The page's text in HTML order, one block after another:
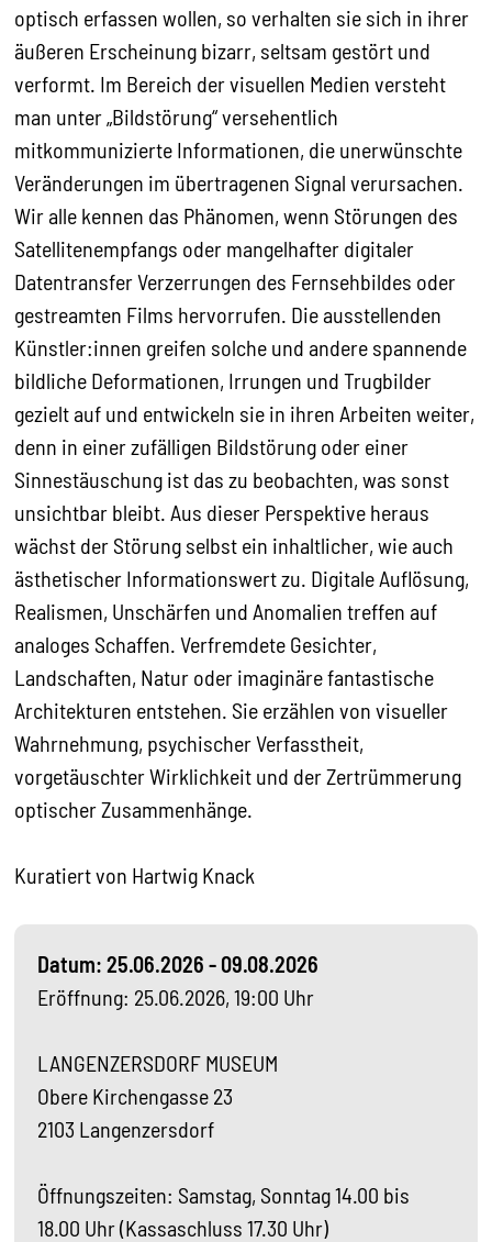
optisch erfassen wollen, so verhalten sie sich in ihrer
äußeren Erscheinung bizarr, seltsam gestört und
verformt. Im Bereich der visuellen Medien versteht
man unter „Bildstörung“ versehentlich
mitkommunizierte Informationen, die unerwünschte
Veränderungen im übertragenen Signal verursachen.
Wir alle kennen das Phänomen, wenn Störungen des
Satellitenempfangs oder mangelhafter digitaler
Datentransfer Verzerrungen des Fernsehbildes oder
gestreamten Films hervorrufen. Die ausstellenden
Künstler:innen greifen solche und andere spannende
bildliche Deformationen, Irrungen und Trugbilder
gezielt auf und entwickeln sie in ihren Arbeiten weiter,
denn in einer zufälligen Bildstörung oder einer
Sinnestäuschung ist das zu beobachten, was sonst
unsichtbar bleibt. Aus dieser Perspektive heraus
wächst der Störung selbst ein inhaltlicher, wie auch
ästhetischer Informationswert zu. Digitale Auflösung,
Realismen, Unschärfen und Anomalien treffen auf
analoges Schaffen. Verfremdete Gesichter,
Landschaften, Natur oder imaginäre fantastische
Architekturen entstehen. Sie erzählen von visueller
Wahrnehmung, psychischer Verfasstheit,
vorgetäuschter Wirklichkeit und der Zertrümmerung
optischer Zusammenhänge.
Kuratiert von Hartwig Knack
Datum: 25.06.2026 - 09.08.2026
Eröffnung: 25.06.2026, 19:00 Uhr
LANGENZERSDORF MUSEUM
Obere Kirchengasse 23
2103 Langenzersdorf
Öffnungszeiten: Samstag, Sonntag 14.00 bis
18.00 Uhr (Kassaschluss 17.30 Uhr)